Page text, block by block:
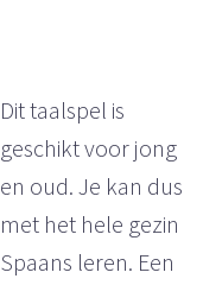
Dit taalspel is
geschikt voor jong
en oud. Je kan dus
met het hele gezin
Spaans leren. Een